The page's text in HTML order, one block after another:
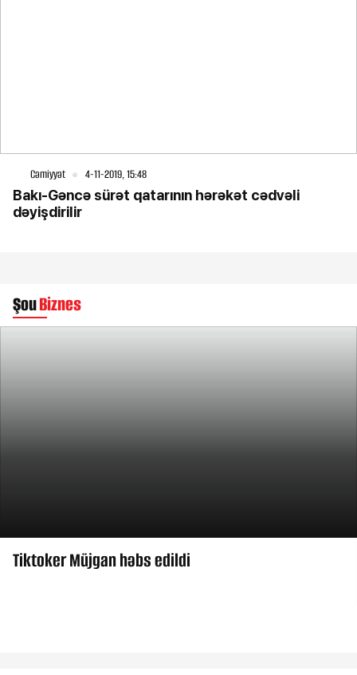
Cəmiyyət 4-11-2019, 15:48
Bakı-Gəncə sürət qatarının hərəkət cədvəli
dəyişdirilir
ŞouBiznes
Tiktoker Müjgan həbs edildi